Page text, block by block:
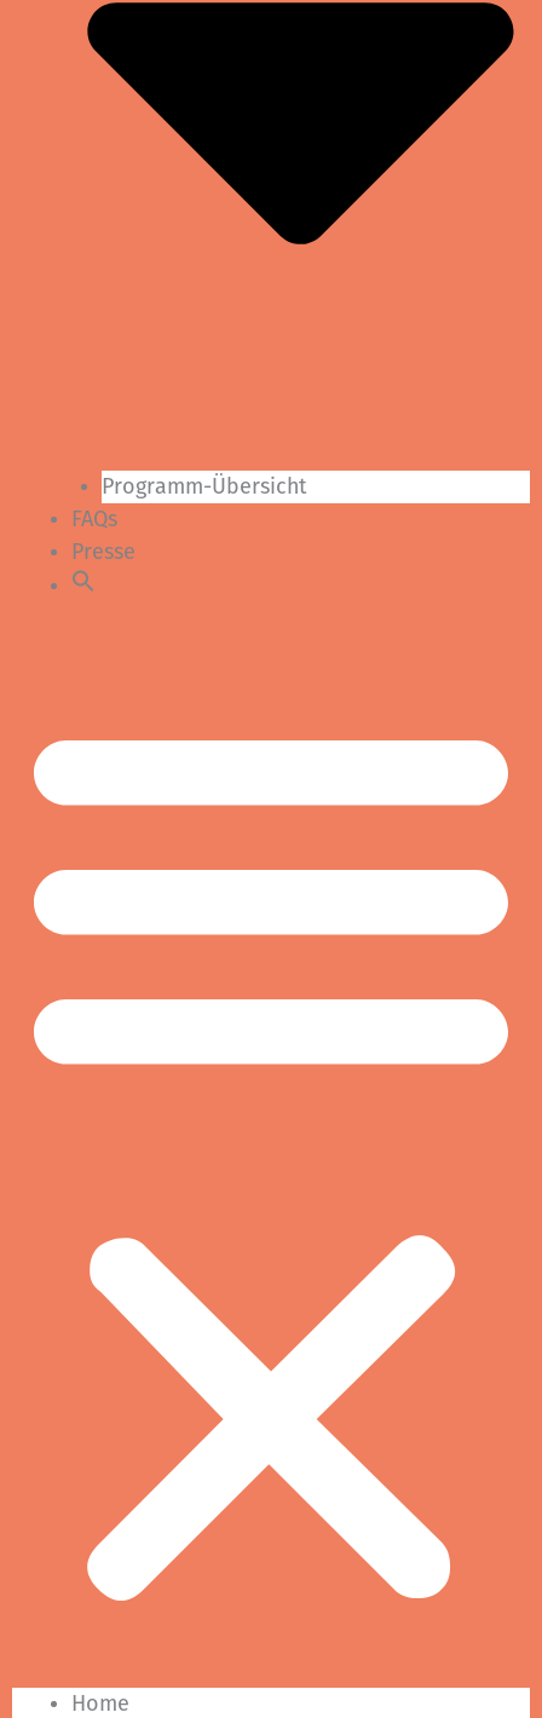
Programm-Übersicht
FAQs
Presse
Home